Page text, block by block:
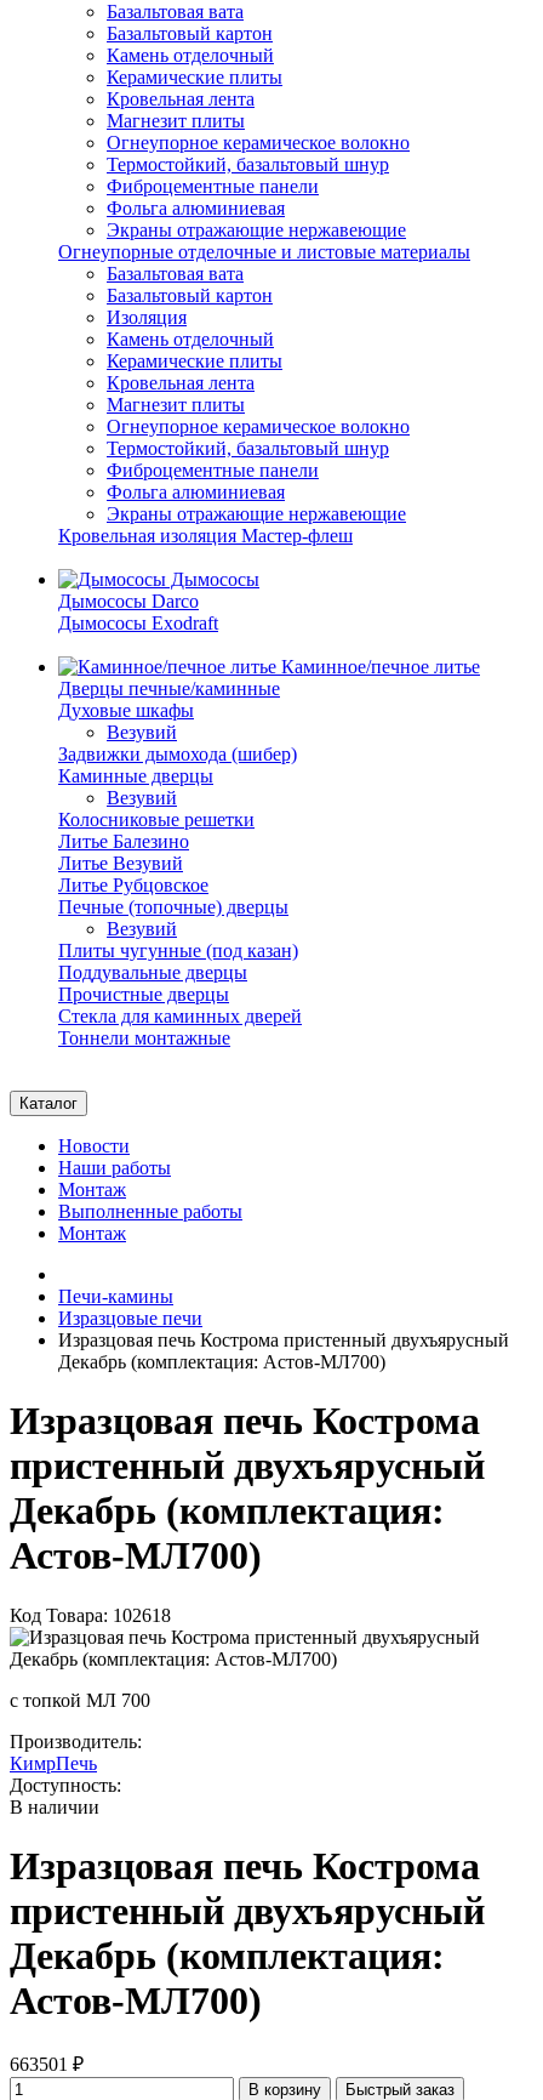
Базальтовая вата
Базальтовый картон
Камень отделочный
Керамические плиты
Кровельная лента
Магнезит плиты
Огнеупорное керамическое волокно
Термостойкий, базальтовый шнур
Фиброцементные панели
Фольга алюминиевая
Экраны отражающие нержавеющие
Огнеупорные отделочные и листовые материалы
Базальтовая вата
Базальтовый картон
Изоляция
Камень отделочный
Керамические плиты
Кровельная лента
Магнезит плиты
Огнеупорное керамическое волокно
Термостойкий, базальтовый шнур
Фиброцементные панели
Фольга алюминиевая
Экраны отражающие нержавеющие
Кровельная изоляция Мастер-флеш
Дымососы
Дымососы Darco
Дымососы Exodraft
Каминное/печное литье
Дверцы печные/каминные
Духовые шкафы
Везувий
Задвижки дымохода (шибер)
Каминные дверцы
Везувий
Колосниковые решетки
Литье Балезино
Литье Везувий
Литье Рубцовское
Печные (топочные) дверцы
Везувий
Плиты чугунные (под казан)
Поддувальные дверцы
Прочистные дверцы
Стекла для каминных дверей
Тоннели монтажные
Каталог
Новости
Наши работы
Монтаж
Выполненные работы
Монтаж
Печи-камины
Изразцовые печи
Изразцовая печь Кострома пристенный двухъярусный
Декабрь (комплектация: Астов-МЛ700)
Изразцовая печь Кострома
пристенный двухъярусный
Декабрь (комплектация:
Астов-МЛ700)
Код Товара: 102618
с топкой МЛ 700
Производитель:
КимрПечь
Доступность:
В наличии
Изразцовая печь Кострома
пристенный двухъярусный
Декабрь (комплектация:
Астов-МЛ700)
663501 ₽
В корзину
Быстрый заказ